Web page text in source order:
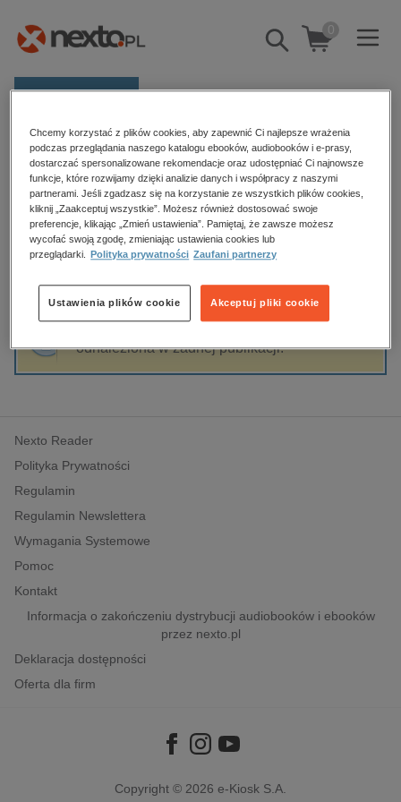
Pokaż/schowaj
wyszukiwarkę
0
E-prasa
Kategorie
Zobacz wszystkie E-prasa
budownictwo, aranżacja wnętrz
biznesowe, branżowe, gospodarka
edukacja
hobby, sport, rozrywka
komputery, internet, technologie, informatyka
polityka, społeczno-informacyjne
psychologiczne
inne
popularno-naukowe
historia
Strona główna Ramsey Campbell
Ramsey Campbell
Sortowanie Filtrowanie
odnaleziona w żadnej publikacji.
Nexto Reader
Polityka Prywatności
Regulamin
Regulamin Newslettera
Wymagania Systemowe
Pomoc
Kontakt
Informacja o zakończeniu dystrybucji audiobooków i ebooków
przez nexto.pl
Deklaracja dostępności
Oferta dla firm
Copyright © 2026 e-Kiosk S.A.
Chcemy korzystać z plików cookies, aby zapewnić Ci najlepsze wrażenia
podczas przeglądania naszego katalogu ebooków, audiobooków i e-prasy,
dostarczać spersonalizowane rekomendacje oraz udostępniać Ci najnowsze
funkcje, które rozwijamy dzięki analizie danych i współpracy z naszymi
partnerami. Jeśli zgadzasz się na korzystanie ze wszystkich plików cookies,
kliknij „Zaakceptuj wszystkie”. Możesz również dostosować swoje
preferencje, klikając „Zmień ustawienia”. Pamiętaj, że zawsze możesz
wycofać swoją zgodę, zmieniając ustawienia cookies lub
przeglądarki.
Polityka prywatności Zaufani partnerzy
Akceptuj pliki cookie
Ustawienia plików cookie